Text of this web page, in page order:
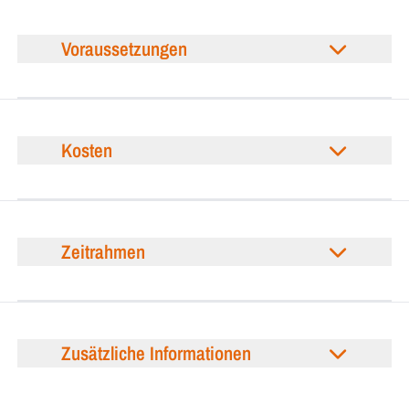
Voraussetzungen
Kosten
Zeitrahmen
Zusätzliche Informationen